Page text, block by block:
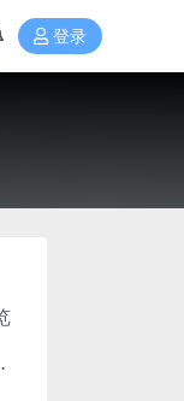
登录
码/国际股票配资